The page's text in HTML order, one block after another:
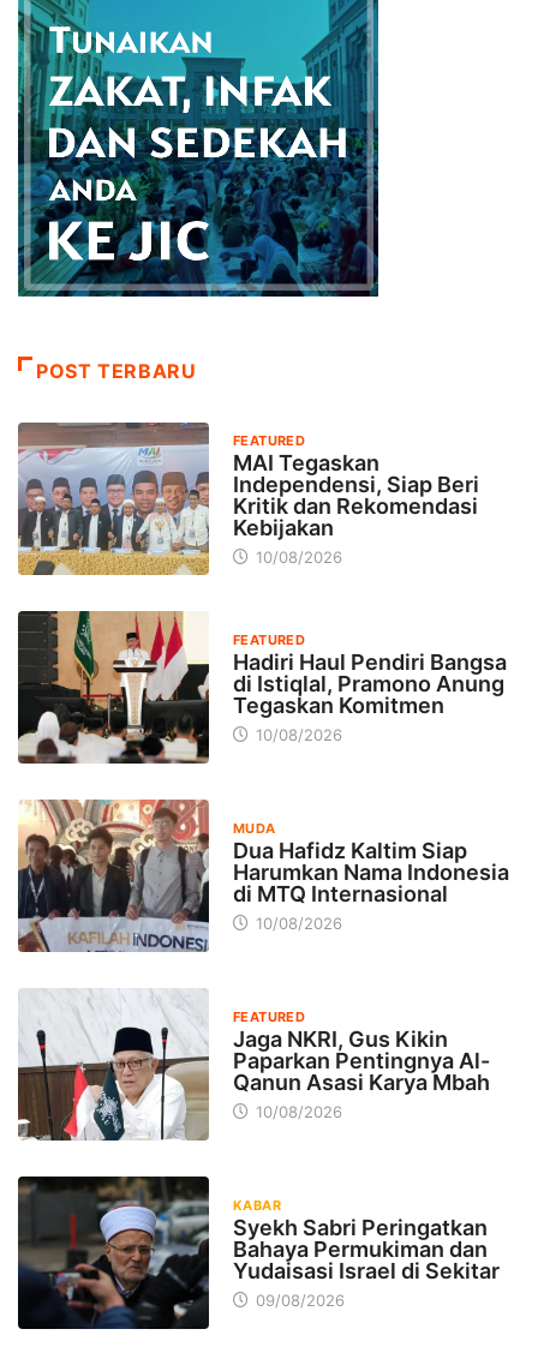
POST TERBARU
FEATURED
MAI Tegaskan
Independensi, Siap Beri
Kritik dan Rekomendasi
Kebijakan
10/08/2026
FEATURED
Hadiri Haul Pendiri Bangsa
di Istiqlal, Pramono Anung
Tegaskan Komitmen
10/08/2026
MUDA
Dua Hafidz Kaltim Siap
Harumkan Nama Indonesia
di MTQ Internasional
10/08/2026
FEATURED
Jaga NKRI, Gus Kikin
Paparkan Pentingnya Al-
Qanun Asasi Karya Mbah
10/08/2026
KABAR
Syekh Sabri Peringatkan
Bahaya Permukiman dan
Yudaisasi Israel di Sekitar
09/08/2026